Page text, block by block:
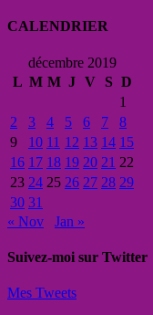
CALENDRIER
décembre 2019
L M M J V S D
1
2
3 4 5 6 7
8
9
10 11 12 13 14 15
16 17 18 19 20 21 22
23 24 25 26 27 28 29
30 31
« Nov
Jan »
Suivez-moi sur Twitter
Mes Tweets